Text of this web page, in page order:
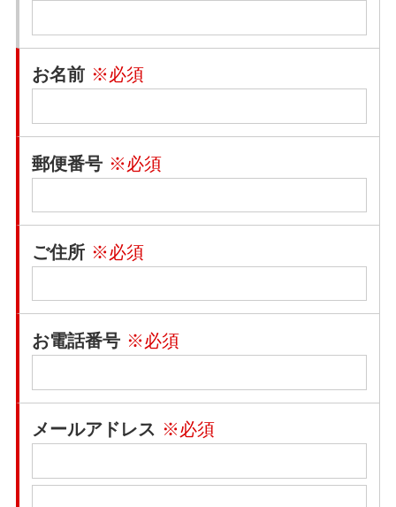
お名前 ※必須
郵便番号 ※必須
ご住所 ※必須
お電話番号 ※必須
メールアドレス ※必須